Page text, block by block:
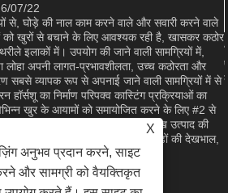
07/22
से, घोड़े की नाल काम करने वाले और सवारी करने वाले
को खुरों से बचाने के लिए आवश्यक रही है, खासकर कठोर
इलाकों में। उपयोग की जाने वाली सामग्रियों में,
लोहा अपनी लागत-प्रभावशीलता, उच्च कठोरता और
सबसे व्यापक रूप से अपनाई जाने वाली सामग्रियों में से
का निर्माण परिपक्व कास्टिंग प्रक्रियाओं का
खुर के आयामों को समायोजित करने के लिए #2 से
पीछे की शैलियों में उपलब्ध हैं। यह लेख उत्पाद की
गुणवत्ता की जांच करता है जो इसे घोड़ों की देखभाल,
विश्वसनीय विकल्प बनाता है।
X
अनुभव प्रदान करने, साइट
और सामग्री को वैयक्तिकृत